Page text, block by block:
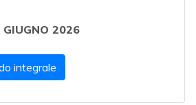
GIUGNO 2026
integrale